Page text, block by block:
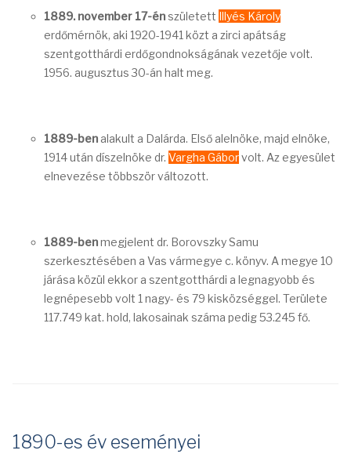
1889. november 17-én született Illyés Károly
erdőmérnök, aki 1920-1941 közt a zirci apátság
szentgotthárdi erdőgondnokságának vezetője volt.
1956. augusztus 30-án halt meg.
1889-ben alakult a Dalárda. Első alelnöke, majd elnöke,
1914 után díszelnöke dr. Vargha Gáborvolt. Az egyesület
elnevezése többször változott.
1889-benmegjelent dr. Borovszky Samu
szerkesztésében a Vas vármegye c. könyv. A megye 10
járása közül ekkor a szentgotthárdi a legnagyobb és
legnépesebb volt 1 nagy- és 79 kisközséggel. Területe
117.749 kat. hold, lakosainak száma pedig 53.245 fő.
1890-es év eseményei